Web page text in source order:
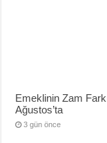
Emeklinin Zam
Ağustos’ta
3 gün önce